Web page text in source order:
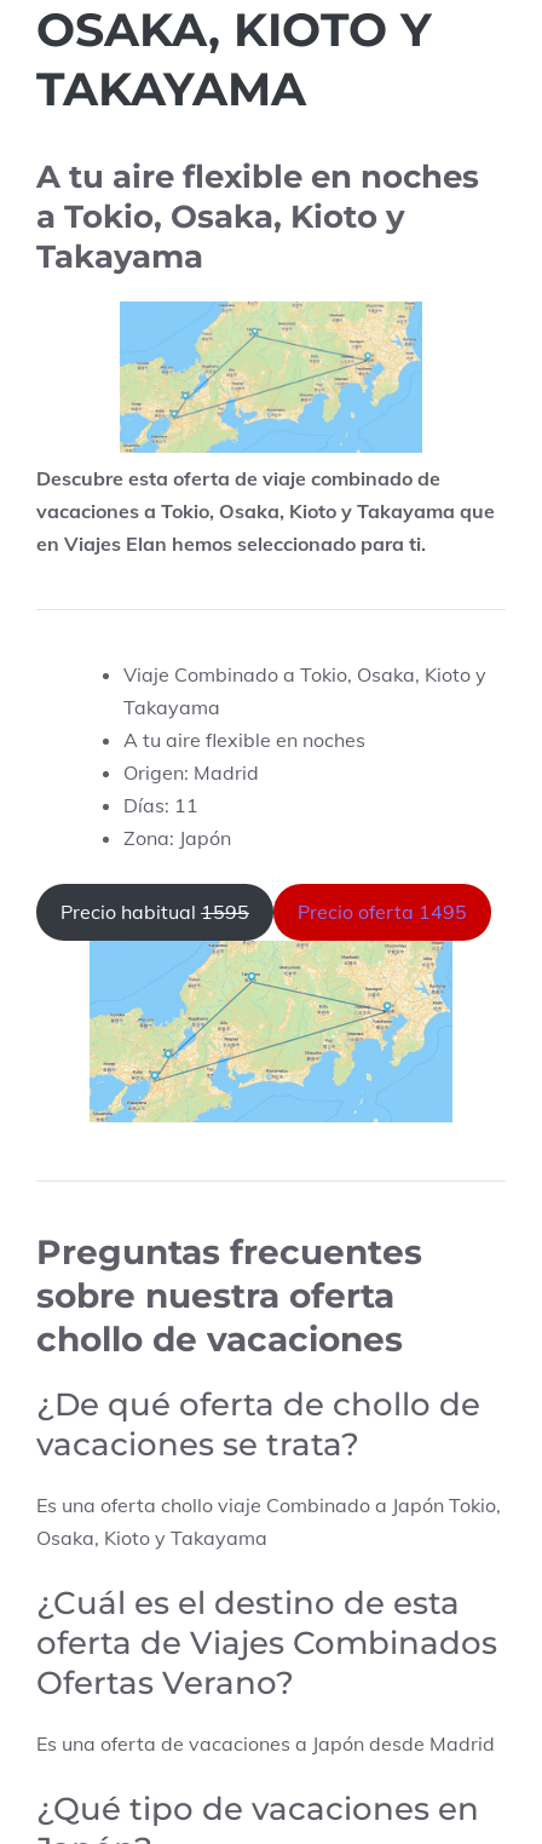
OSAKA, KIOTO Y
TAKAYAMA
A tu aire flexible en noches
a Tokio, Osaka, Kioto y
Takayama
Descubre esta oferta de viaje combinado de
vacaciones a Tokio, Osaka, Kioto y Takayama que
en Viajes Elan hemos seleccionado para ti.
Viaje Combinado a Tokio, Osaka, Kioto y
Takayama
A tu aire flexible en noches
Origen: Madrid
Días: 11
Zona: Japón
Precio habitual 1595 Precio oferta 1495
Preguntas frecuentes
sobre nuestra oferta
chollo de vacaciones
¿De qué oferta de chollo de
vacaciones se trata?
Es una oferta chollo viaje Combinado a Japón Tokio,
Osaka, Kioto y Takayama
¿Cuál es el destino de esta
oferta de Viajes Combinados
Ofertas Verano?
Es una oferta de vacaciones a Japón desde Madrid
¿Qué tipo de vacaciones en